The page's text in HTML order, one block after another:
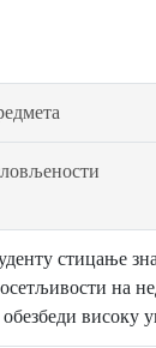
стицање
на
високу